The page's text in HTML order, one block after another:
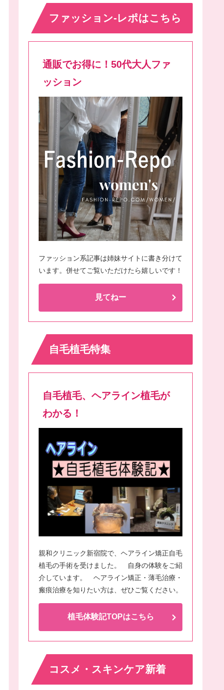
ファッション-レポはこちら
通販でお得に！50代大人ファ
ッション
ファッション系記事は姉妹サイトに書き分けて
います。併せてご覧いただけたら嬉しいです！
見てねー
自毛植毛特集
自毛植毛、ヘアライン植毛が
わかる！
親和クリニック新宿院で、ヘアライン矯正自毛
植毛の手術を受けました。 自身の体験をご紹
介しています。 ヘアライン矯正・薄毛治療・
瘢痕治療を知りたい方は、ぜひご覧ください。
植毛体験記TOPはこちら
コスメ・スキンケア新着